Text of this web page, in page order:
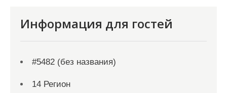
Информация для гостей
#5482 (без названия)
14 Регион